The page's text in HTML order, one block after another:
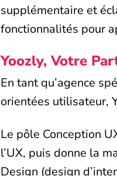
supplémentaire et
fonctionnalités pour
Yoozly, Votre
En tant qu’agence
orientées utilisateur,
Le pôle Conception
l’UX, puis donne la
Design (design